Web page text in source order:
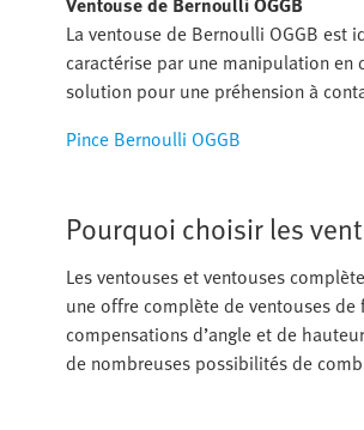
La ventouse de Bernoulli OGGB est
caractérise par une manipulation en
solution pour une préhension à
Pince Bernoulli OGGB
Pourquoi choisir les
Les ventouses et ventouses
une offre complète de ventouses
compensations d’angle et de
de nombreuses possibilités de